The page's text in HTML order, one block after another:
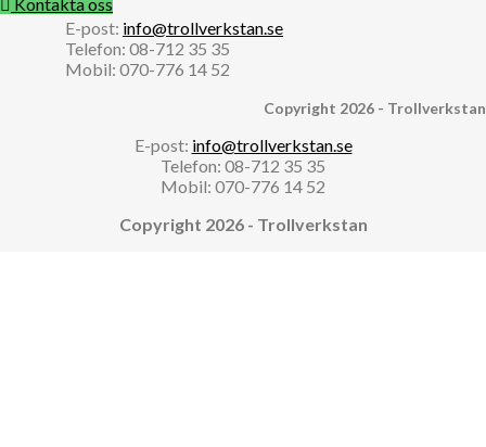
E-post: info@trollverkstan.se
Telefon: 08-712 35 35
Mobil: 070-776 14 52
Copyright 2026 - Trollverkstan
E-post: info@trollverkstan.se
Telefon: 08-712 35 35
Mobil: 070-776 14 52
Copyright 2026 - Trollverkstan